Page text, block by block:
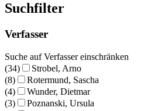
Suchfilter
Verfasser
Suche auf Verfasser einschränken
(34)
Strobel, Arno
(8)
Rotermund, Sascha
(4)
Wunder, Dietmar
(3)
Poznanski, Ursula